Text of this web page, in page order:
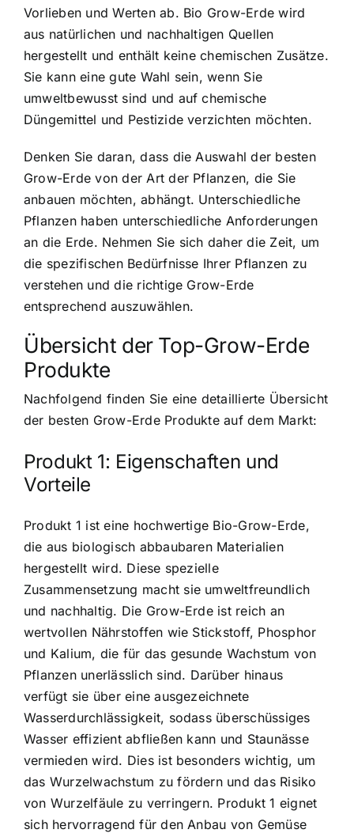
Vorlieben und Werten ab. Bio Grow-Erde wird
aus natürlichen und nachhaltigen Quellen
hergestellt und enthält keine chemischen Zusätze.
Sie kann eine gute Wahl sein, wenn Sie
umweltbewusst sind und auf chemische
Düngemittel und Pestizide verzichten möchten.
Denken Sie daran, dass die Auswahl der besten
Grow-Erde von der Art der Pflanzen, die Sie
anbauen möchten, abhängt. Unterschiedliche
Pflanzen haben unterschiedliche Anforderungen
an die Erde. Nehmen Sie sich daher die Zeit, um
die spezifischen Bedürfnisse Ihrer Pflanzen zu
verstehen und die richtige Grow-Erde
entsprechend auszuwählen.
Übersicht der Top-Grow-Erde
Produkte
Nachfolgend finden Sie eine detaillierte Übersicht
der besten Grow-Erde Produkte auf dem Markt:
Produkt 1: Eigenschaften und
Vorteile
Produkt 1 ist eine hochwertige Bio-Grow-Erde,
die aus biologisch abbaubaren Materialien
hergestellt wird. Diese spezielle
Zusammensetzung macht sie umweltfreundlich
und nachhaltig. Die Grow-Erde ist reich an
wertvollen Nährstoffen wie Stickstoff, Phosphor
und Kalium, die für das gesunde Wachstum von
Pflanzen unerlässlich sind. Darüber hinaus
verfügt sie über eine ausgezeichnete
Wasserdurchlässigkeit, sodass überschüssiges
Wasser effizient abfließen kann und Staunässe
vermieden wird. Dies ist besonders wichtig, um
das Wurzelwachstum zu fördern und das Risiko
von Wurzelfäule zu verringern. Produkt 1 eignet
sich hervorragend für den Anbau von Gemüse